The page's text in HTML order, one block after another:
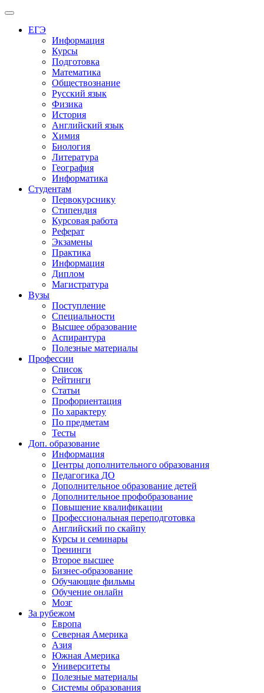
Меню
ЕГЭ
Информация
Курсы
Подготовка
Математика
Обществознание
Русский язык
Физика
История
Английский язык
Химия
Биология
Литература
География
Информатика
Студентам
Первокурснику
Стипендия
Курсовая работа
Реферат
Экзамены
Практика
Информация
Диплом
Магистратура
Вузы
Поступление
Специальности
Высшее образование
Аспирантура
Полезные материалы
Профессии
Список
Рейтинги
Статьи
Профориентация
По характеру
По предметам
Тесты
Доп. образование
Информация
Центры дополнительного образования
Педагогика ДО
Дополнительное образование детей
Дополнительное профобразование
Повышение квалификации
Профессиональная переподготовка
Английский по скайпу
Курсы и семинары
Тренинги
Второе высшее
Бизнес-образование
Обучающие фильмы
Обучение онлайн
Мозг
За рубежом
Европа
Северная Америка
Азия
Южная Америка
Университеты
Полезные материалы
Системы образования